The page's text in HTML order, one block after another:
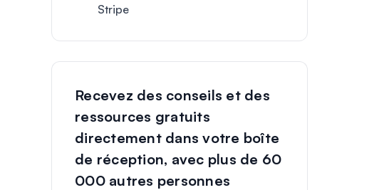
Stripe
Recevez des conseils et des
ressources gratuits
directement dans votre boîte
de réception, avec plus de 60
000 autres personnes